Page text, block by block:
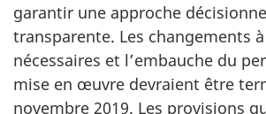
garantir une approche
transparente. Les changements
nécessaires et l’embauche du
mise en œuvre devraient être
novembre 2019. Les provisions